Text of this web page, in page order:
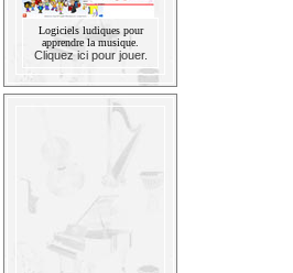
Logiciels ludiques pour
apprendre la musique.
Cliquez ici pour jouer.